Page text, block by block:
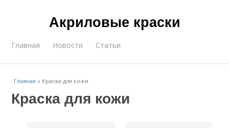
Акриловые краски
Главная Новости Статьи
Главная » Краска для кожи
Краска для кожи